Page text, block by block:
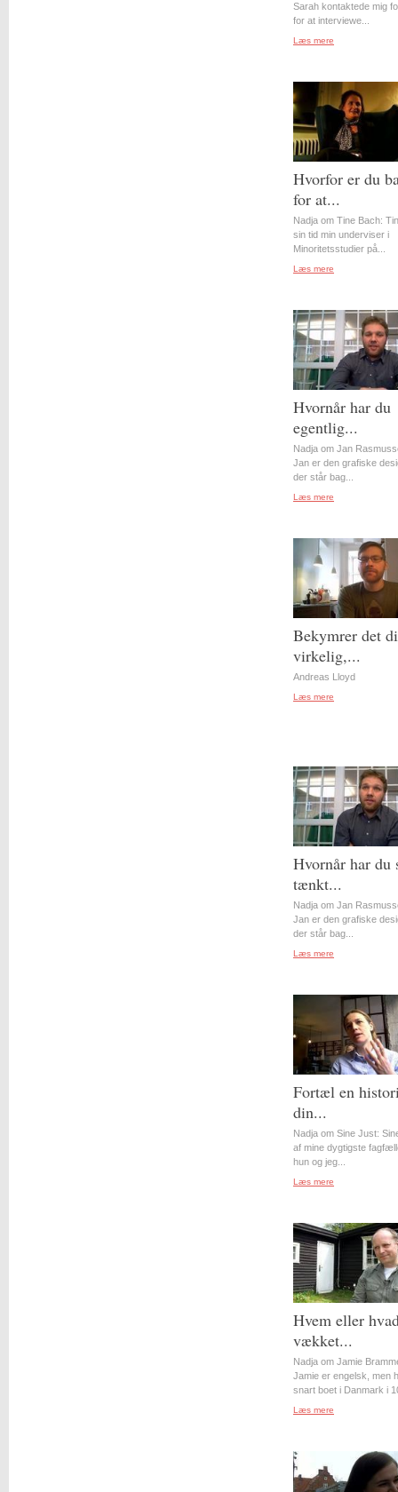
Sarah kontaktede mig
for at interviewe...
Læs mere
Hvorfor er du
for at...
Nadja om Tine Bach:
sin tid min underviser i
Minoritetsstudier på...
Læs mere
Hvornår har du
egentlig...
Nadja om Jan
Jan er den grafiske
der står bag...
Læs mere
Bekymrer det
virkelig,...
Andreas Lloyd
Læs mere
Hvornår har du
tænkt...
Nadja om Jan
Jan er den grafiske
der står bag...
Læs mere
Fortæl en
din...
Nadja om Sine Just:
af mine dygtigste
hun og jeg...
Læs mere
Hvem eller
vækket...
Nadja om Jamie
Jamie er engelsk, men
snart boet i Danmark i
Læs mere